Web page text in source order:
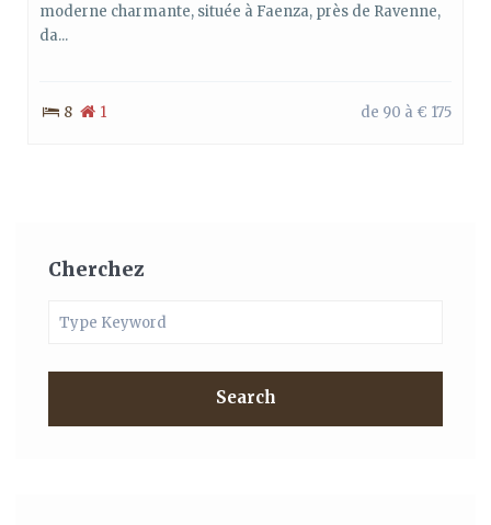
moderne charmante, située à Faenza, près de Ravenne,
da...
8 1 de 90 à € 175
Cherchez
Search